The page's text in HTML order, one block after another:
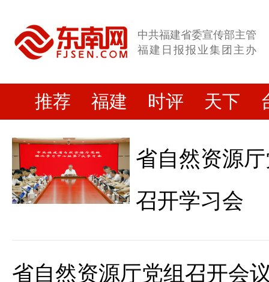
中共福建省委宣传部主管
福建日报报业集团主办
推荐 福建 时评 天下
省自然资源
召开学习会
省自然资源厅党组召开会